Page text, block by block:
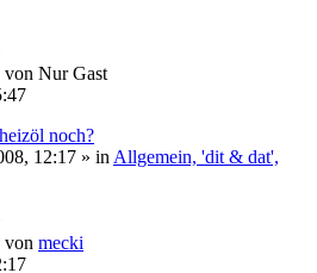
von Nur Gast
noch?
12:17 » in Allgemein, 'dit & dat',
von mecki